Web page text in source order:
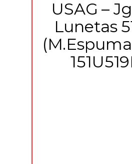
USAG –
Lunetas